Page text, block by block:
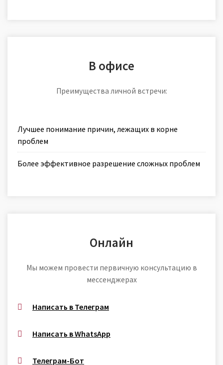
В офисе
Преимущества личной встречи:
Лучшее понимание причин, лежащих в корне
проблем
Более эффективное разрешение сложных проблем
Онлайн
Мы можем провести первичную консультацию в
мессенджерах
Написать в Телеграм
Написать в WhatsApp
Телеграм-Бот